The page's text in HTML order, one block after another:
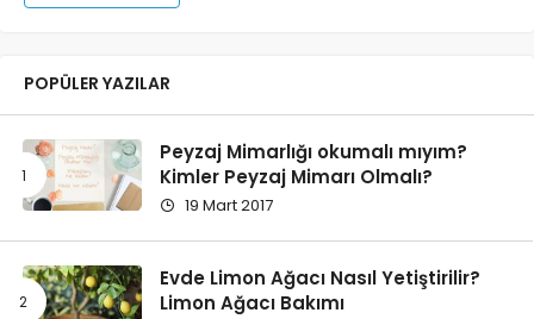
POPÜLER YAZILAR
Peyzaj Mimarlığı okumalı mıyım?
Kimler Peyzaj Mimarı Olmalı?
19 Mart 2017
Evde Limon Ağacı Nasıl Yetiştirilir?
Limon Ağacı Bakımı